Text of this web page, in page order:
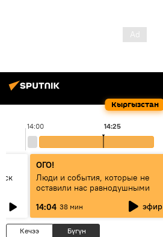
Кыргызстан
14:00 14:25
ОГО!
Люди и события, которые не
оставили нас равнодушными
14:04 38 мин эфир
Кечээ Бүгүн